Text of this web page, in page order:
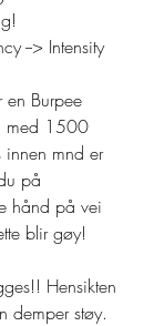
--> Intensity
en Burpee
med 1500
innen mnd er
på
hånd på vei
blir gøy!
Hensikten
demper støy.